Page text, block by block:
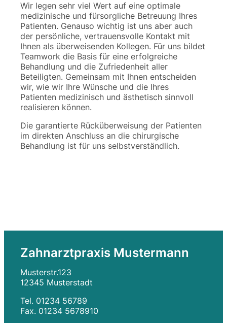
Wir legen sehr viel Wert auf eine optimale
medizinische und fürsorgliche Betreuung Ihres
Patienten. Genauso wichtig ist uns aber auch
der persönliche, vertrauensvolle Kontakt mit
Ihnen als überweisenden Kollegen. Für uns bildet
Teamwork die Basis für eine erfolgreiche
Behandlung und die Zufriedenheit aller
Beteiligten. Gemeinsam mit Ihnen entscheiden
wir, wie wir Ihre Wünsche und die Ihres
Patienten medizinisch und ästhetisch sinnvoll
realisieren können.
Die garantierte Rücküberweisung der Patienten
im direkten Anschluss an die chirurgische
Behandlung ist für uns selbstverständlich.
Zahnarztpraxis Mustermann
Musterstr.123
12345 Musterstadt
Tel. 01234 56789
Fax. 01234 5678910